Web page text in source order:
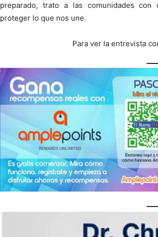
preparado, trato a las comunidades con
proteger lo que nos une.
Para ver la entrevista